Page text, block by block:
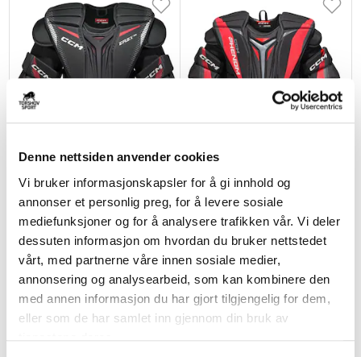
Denne nettsiden anvender cookies
Vi bruker informasjonskapsler for å gi innhold og
annonser et personlig preg, for å levere sosiale
mediefunksjoner og for å analysere trafikken vår. Vi deler
dessuten informasjon om hvordan du bruker nettstedet
vårt, med partnerne våre innen sosiale medier,
annonsering og analysearbeid, som kan kombinere den
med annen informasjon du har gjort tilgjengelig for dem,
eller som de har samlet inn gjennom din bruk av
Eflex 7.9 Int. Keepervest
kr 3600
Phenom Junior Keepervest
kr 2400